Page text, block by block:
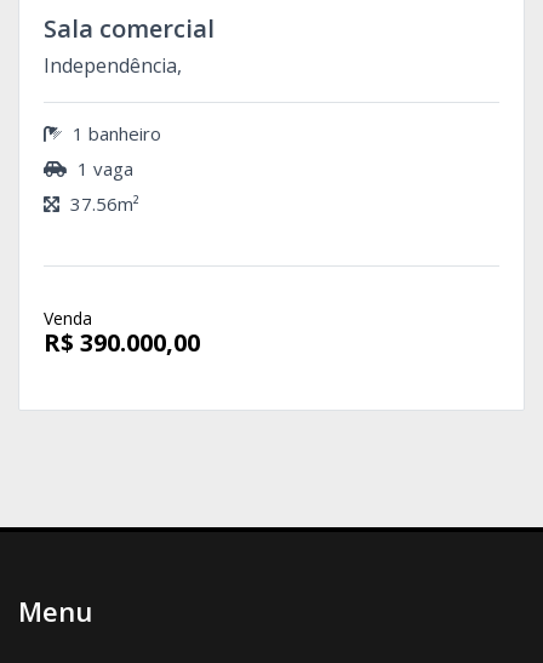
Sala comercial
Independência,
1 banheiro
1 vaga
37.56m²
Venda
R$ 390.000,00
Menu